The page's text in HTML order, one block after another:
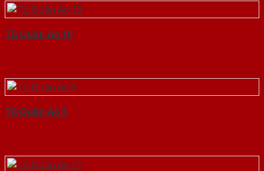
Tủ Quần Áo 10
Tủ Quần Áo 5